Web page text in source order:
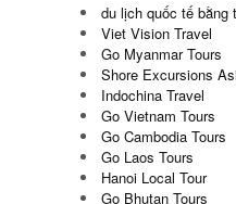
du lịch quốc tế bằng
Viet Vision Travel
Go Myanmar Tours
Shore Excursions
Indochina Travel
Go Vietnam Tours
Go Cambodia Tours
Go Laos Tours
Hanoi Local Tour
Go Bhutan Tours